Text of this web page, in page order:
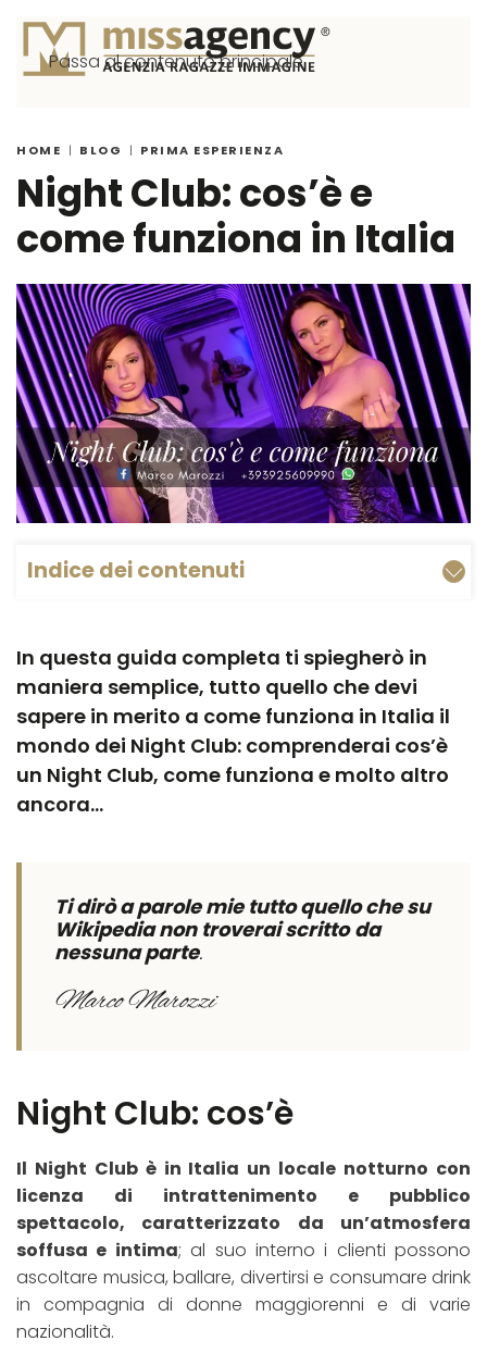
Passa al contenuto principale
HOME BLOG PRIMA ESPERIENZA
Night Club: cos’è e
come funziona in Italia
Indice dei contenuti
In questa guida completa ti spiegherò in
maniera semplice, tutto quello che devi
sapere in merito a come funziona in Italia il
mondo dei Night Club: comprenderai cos’è
un Night Club, come funziona e molto altro
ancora…
Ti dirò a parole mie tutto quello che su
Wikipedia non troverai scritto da
nessuna parte.
Marco Marozzi
Night Club: cos’è
Il Night Club è in Italia un locale notturno con
licenza di intrattenimento e pubblico
spettacolo, caratterizzato da un’atmosfera
soffusa e intima; al suo interno i clienti possono
ascoltare musica, ballare, divertirsi e consumare drink
in compagnia di donne maggiorenni e di varie
nazionalità.